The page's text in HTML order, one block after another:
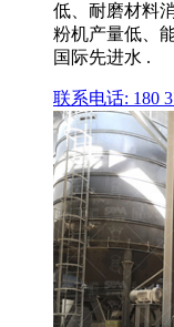
低、耐磨材料
粉机产量低、
国际先进水 .
联系电话: 180